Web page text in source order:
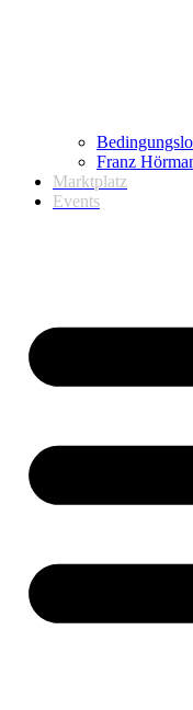
Franz
Marktplatz
Events